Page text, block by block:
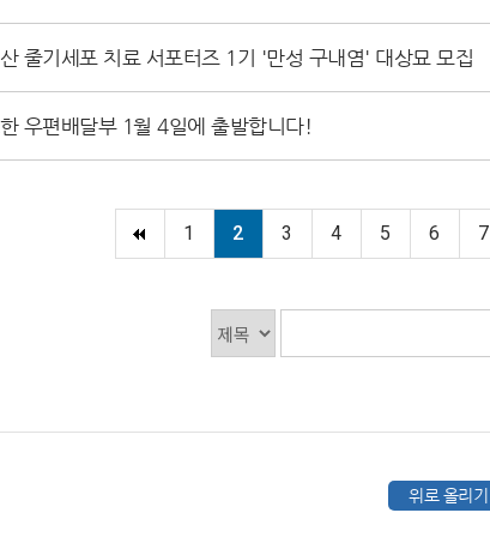
줄기세포 치료 서포터즈 1기 '만성 구내염' 대상묘 모집
우편배달부 1월 4일에 출발합니다!
1 2 3 4 5 6 7
위로 올리기